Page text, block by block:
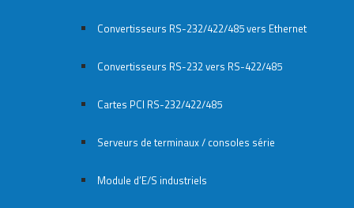
Convertisseurs RS-232/422/485 vers Ethernet
Convertisseurs RS-232 vers RS-422/485
Cartes PCI RS-232/422/485
Serveurs de terminaux / consoles série
Module d’E/S industriels